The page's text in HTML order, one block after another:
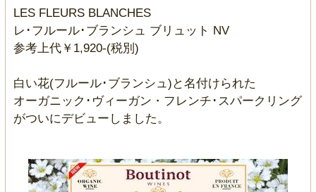
LES FLEURS BLANCHES
レ･フルール･ブランシュ ブリュット NV
参考上代￥1,920-(税別)
白い花(フルール･ブランシュ)と名付けられた
オーガニック･ヴィーガン・フレンチ･スパークリング
がついにデビューしました。